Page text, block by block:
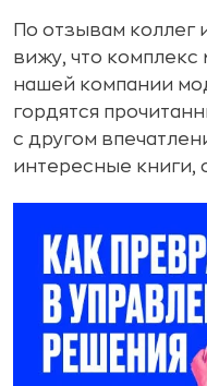
По отзывам коллег
вижу, что комплекс
нашей компании
гордятся
с другом
интересные книги,